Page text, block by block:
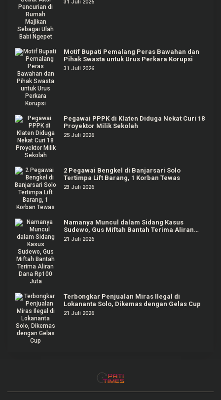
31 Juli 2026
Motif Bupati Pemalang Peras Bawahan dan
Pihak Swasta untuk Urus Perkara Korupsi
31 Juli 2026
Pegawai PPPK di Klaten Diduga Nekat Curi 18
Proyektor Milik Sekolah
25 Juli 2026
2 Pegawai Bengkel di Banjarsari Solo
Tertimpa Lift Barang, 1 Korban Tewas
23 Juli 2026
Namanya Muncul dalam Sidang Kasus
Sudewo, Gus Miftah Bantah Terima Aliran
Dana Rp100 Juta
21 Juli 2026
Terbongkar Penjualan Miras Ilegal di
Lokananta Solo, Dikemas dengan Gelas Cup
21 Juli 2026